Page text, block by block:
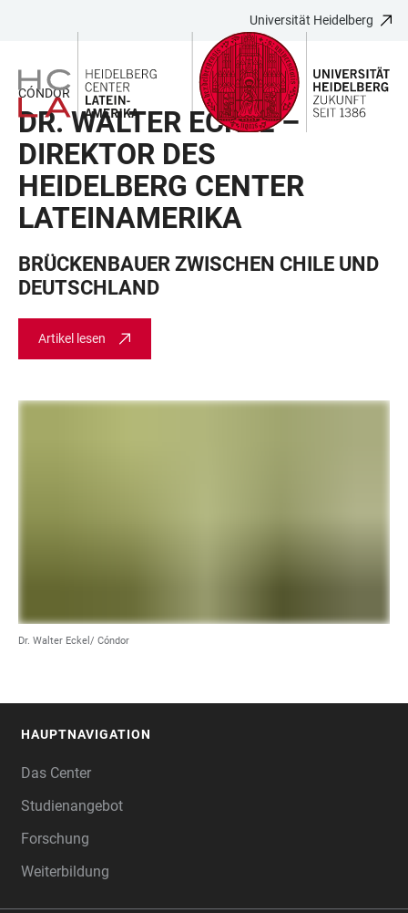
ZUR
BARRIEREFREIHEIT
Universität Heidelberg
CÓNDOR
DR. WALTER ECKEL –
DIREKTOR DES
HEIDELBERG CENTER
LATEINAMERIKA
BRÜCKENBAUER ZWISCHEN CHILE UND
DEUTSCHLAND
Artikel lesen
Dr. Walter Eckel/ Cóndor
HAUPTNAVIGATION
Das Center
Studienangebot
Forschung
Weiterbildung